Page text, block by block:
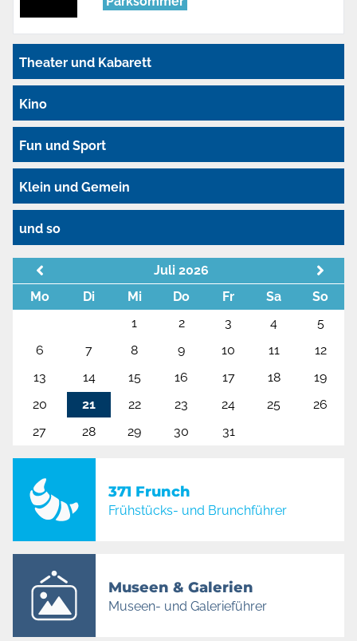
Theater und Kabarett
Kino
Fun und Sport
Klein und Gemein
und so
Juli 2026
Mo
Di Mi Do Fr Sa
So
1
2 3 4
5
6
7 8 9 10 11
12
13
14 15 16 17 18
19
20
21 22 23 24 25
26
27
28 29 30 31
371 Frunch
Frühstücks- und Brunchführer
Museen & Galerien
Museen- und Galerieführer